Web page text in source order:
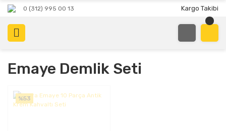
0 (312) 995 00 13 Kargo Takibi
Emaye Demlik Seti
%53